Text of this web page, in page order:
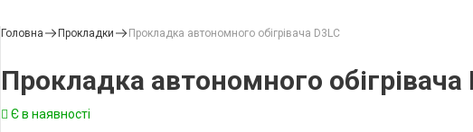
Головна Прокладки Прокладка автономного обігрівача D3LC
Прокладка автономного обігрівача
Є в наявності